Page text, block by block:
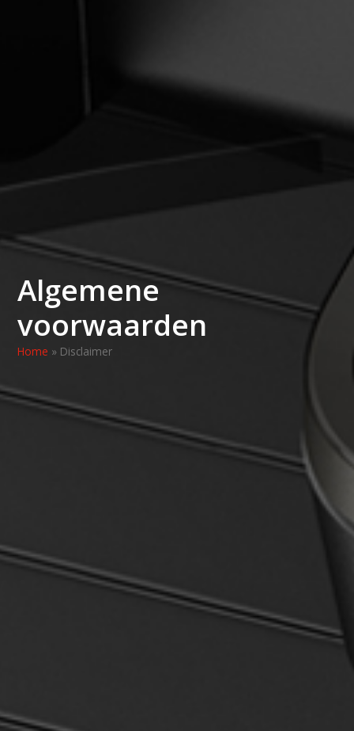
Algemene
voorwaarden
Home » Disclaimer